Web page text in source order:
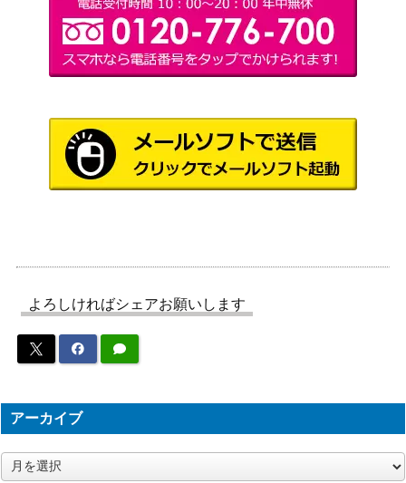
よろしければシェアお願いします
アーカイブ
ー